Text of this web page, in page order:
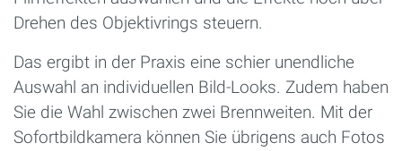
Drehen des Objektivrings steuern.
Das ergibt in der Praxis eine schier unendliche
Auswahl an individuellen Bild-Looks. Zudem haben
Sie die Wahl zwischen zwei Brennweiten. Mit der
Sofortbildkamera können Sie übrigens auch Fotos